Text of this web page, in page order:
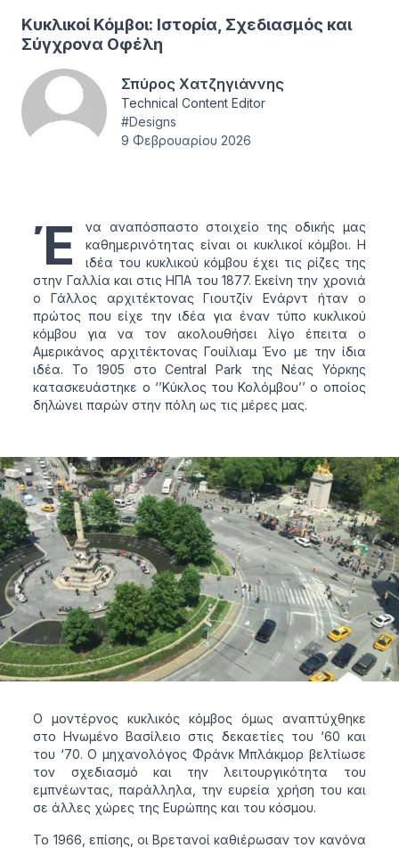
Κυκλικοί Κόμβοι: Ιστορία, Σχεδιασμός και
Σύγχρονα Οφέλη
Σπύρος Χατζηγιάννης
Technical Content Editor
#Designs
9 Φεβρουαρίου 2026
Έ
να αναπόσπαστο στοιχείο της οδικής μας
καθημερινότητας είναι οι κυκλικοί κόμβοι. Η
ιδέα του κυκλικού κόμβου έχει τις ρίζες της
στην Γαλλία και στις ΗΠΑ του 1877. Εκείνη την χρονιά
ο Γάλλος αρχιτέκτονας Γιουτζίν Ενάρντ ήταν ο
πρώτος που είχε την ιδέα για έναν τύπο κυκλικού
κόμβου για να τον ακολουθήσει λίγο έπειτα ο
Αμερικάνος αρχιτέκτονας Γουίλιαμ Ένο με την ίδια
ιδέα. Το 1905 στο Central Park της Νέας Υόρκης
κατασκευάστηκε ο ‘’Κύκλος του Κολόμβου’’ ο οποίος
δηλώνει παρών στην πόλη ως τις μέρες μας.
Ο μοντέρνος κυκλικός κόμβος όμως αναπτύχθηκε
στο Ηνωμένο Βασίλειο στις δεκαετίες του ‘60 και
του ‘70. Ο μηχανολόγος Φράνκ Μπλάκμορ βελτίωσε
τον σχεδιασμό και την λειτουργικότητα του
εμπνέωντας, παράλληλα, την ευρεία χρήση του και
σε άλλες χώρες της Ευρώπης και του κόσμου.
Το 1966, επίσης, οι Βρετανοί καθιέρωσαν τον κανόνα